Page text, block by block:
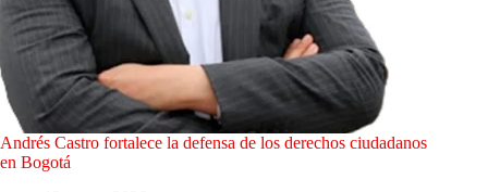
Andrés Castro fortalece la defensa de los derechos ciudadanos
en Bogotá